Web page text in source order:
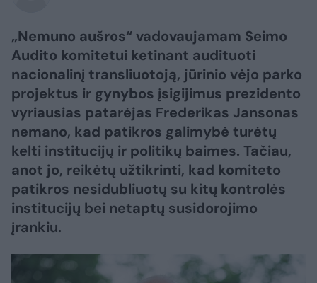
„Nemuno aušros“ vadovaujamam Seimo
Audito komitetui ketinant audituoti
nacionalinį transliuotoją, jūrinio vėjo parko
projektus ir gynybos įsigijimus prezidento
vyriausias patarėjas Frederikas Jansonas
nemano, kad patikros galimybė turėtų
kelti institucijų ir politikų baimes. Tačiau,
anot jo, reikėtų užtikrinti, kad komiteto
patikros nesidubliuotų su kitų kontrolės
institucijų bei netaptų susidorojimo
įrankiu.